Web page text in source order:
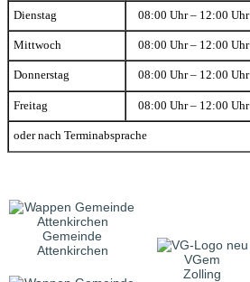
Dienstag 08:00 Uhr – 12:00 Uhr
Mittwoch 08:00 Uhr – 12:00 Uhr
Donnerstag 08:00 Uhr – 12:00 Uhr
Freitag 08:00 Uhr – 12:00 Uhr
oder nach Terminabsprache
Gemeinde
Attenkirchen
VGem
Zolling